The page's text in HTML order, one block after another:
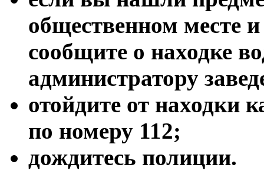
общественном месте
сообщите о находке
администратору
отойдите от находки
по номеру 112;
дождитесь полиции.